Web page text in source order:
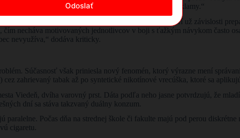
kompletný, nekompromisný zákaz akejkoľvek formy reklamy.“
a hradenie systematickej liečby pre ľudí, ktorí už závislosti
necháva motivovaných jednotlivcov v boji s ťažkým návykom často
nevyužíva,“ dodáva kriticky.
Súčasnosť však priniesla nový fenomén, ktorý výrazne mení
zahrievaný tabak až po syntetické nikotínové vrecúška, ktoré sa
Viedeň, dvíha varovný prst. Dáta podľa neho jasne potvrdzujú, že
dní sa stáva takzvaný duálny konzum.
Počas dňa na strednej škole či fakulte majú pod perou
cigaretu.